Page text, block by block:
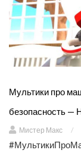
Мультики про
безопасность —
Мистер Макс /